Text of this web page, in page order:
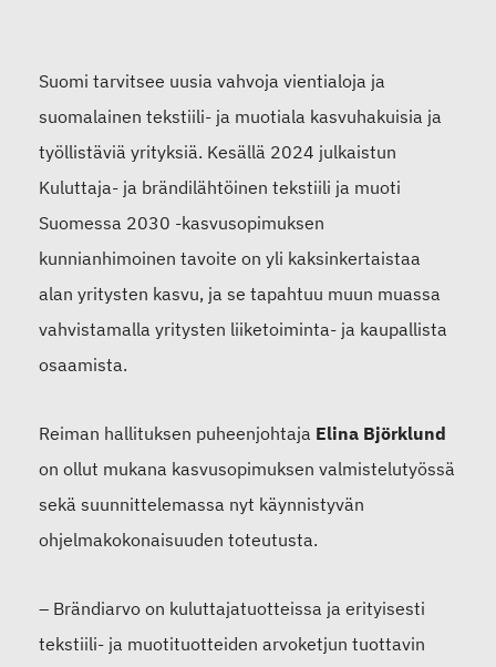
Suomi tarvitsee uusia vahvoja vientialoja ja
suomalainen tekstiili- ja muotiala kasvuhakuisia ja
työllistäviä yrityksiä. Kesällä 2024 julkaistun
Kuluttaja- ja brändilähtöinen tekstiili ja muoti
Suomessa 2030 -kasvusopimuksen
kunnianhimoinen tavoite on yli kaksinkertaistaa
alan yritysten kasvu, ja se tapahtuu muun muassa
vahvistamalla yritysten liiketoiminta- ja kaupallista
osaamista.
Reiman hallituksen puheenjohtaja Elina Björklund
on ollut mukana kasvusopimuksen valmistelutyössä
sekä suunnittelemassa nyt käynnistyvän
ohjelmakokonaisuuden toteutusta.
– Brändiarvo on kuluttajatuotteissa ja erityisesti
tekstiili- ja muotituotteiden arvoketjun tuottavin